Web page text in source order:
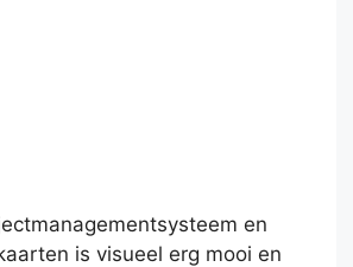
en
is visueel erg mooi en